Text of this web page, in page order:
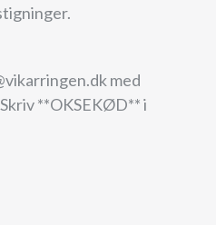
med
**OKSEKØD** i